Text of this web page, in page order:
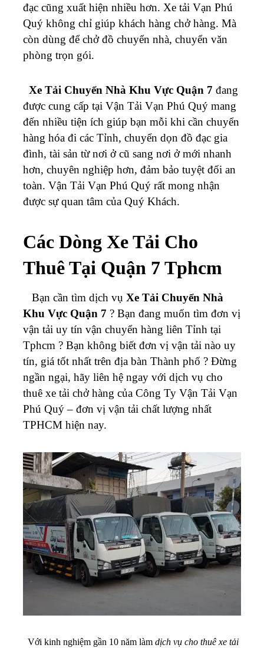
đạc cũng xuất hiện nhiều hơn. Xe tải Vạn Phú
Quý không chỉ giúp khách hàng chở hàng. Mà
còn dùng để chở đồ chuyển nhà, chuyển văn
phòng trọn gói.
Xe Tải Chuyển Nhà Khu Vực Quận 7 đang
được cung cấp tại Vận Tải Vạn Phú Quý mang
đến nhiều tiện ích giúp bạn mỗi khi cần chuyển
hàng hóa đi các Tỉnh, chuyển dọn đồ đạc gia
đình, tài sản từ nơi ở cũ sang nơi ở mới nhanh
hơn, chuyên nghiệp hơn, đảm bảo tuyệt đối an
toàn. Vận Tải Vạn Phú Quý rất mong nhận
được sự quan tâm của Quý Khách.
Các Dòng Xe Tải Cho
Thuê Tại Quận 7 Tphcm
Bạn cần tìm dịch vụ Xe Tải Chuyển Nhà
Khu Vực Quận 7 ? Bạn đang muốn tìm đơn vị
vận tải uy tín vận chuyển hàng liên Tỉnh tại
Tphcm ? Bạn không biết đơn vị vận tải nào uy
tín, giá tốt nhất trên địa bàn Thành phố ? Đừng
ngần ngại, hãy liên hệ ngay với dịch vụ cho
thuê xe tải chở hàng của Công Ty Vận Tải Vạn
Phú Quý – đơn vị vận tải chất lượng nhất
TPHCM hiện nay.
Với kinh nghiệm gần 10 năm làm dịch vụ cho thuê xe tải